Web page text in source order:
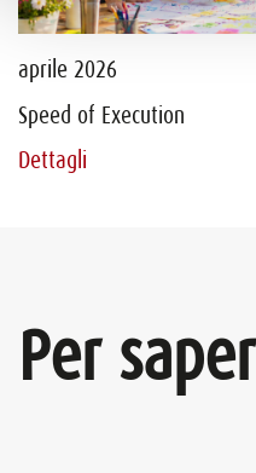
aprile 2026
Speed of Execution
Dettagli
Per